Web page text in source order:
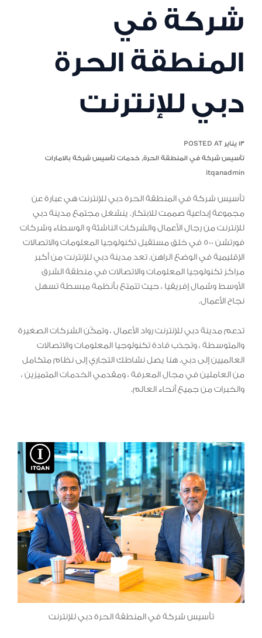
شركة في
المنطقة الحرة
دبي للإنترنت
١٣ يناير POSTED AT
تأسيس شركة في المنطقة الحرة, خدمات تأسيس شركة بالامارات
itqanadmin
تأسيس شركة في المنطقة الحرة دبي للإنترنت هي عبارة عن
مجموعة إبداعية صممت للابتكار. ينشغل مجتمع مدينة دبي
للإنترنت من رجال الأعمال والشركات الناشئة و الوسطاء وشركات
فورتشن 500 في خلق مستقبل تكنولوجيا المعلومات والاتصالات
الإقليمية في الوضع الراهن. تعد مدينة دبي للإنترنت من أكبر
مراكز تكنولوجيا المعلومات والاتصالات في منطقة الشرق
الأوسط وشمال إفريقيا ، حيث تتمتع بأنظمة مبسطة تسهل
نجاح الأعمال.
تدعم مدينة دبي للإنترنت رواد الأعمال ، وتمكّن الشركات الصغيرة
والمتوسطة ، وتجذب قادة تكنولوجيا المعلومات والاتصالات
العالميين إلى دبي. هنا يصل نشاطك التجاري إلى نظام متكامل
من العاملين في مجال المعرفة ، ومقدمي الخدمات المتميزين ،
والخبرات من جميع أنحاء العالم.
تأسيس شركة في المنطقة الحرة دبي للإنترنت